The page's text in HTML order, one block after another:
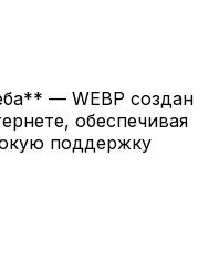
— WEBP создан
обеспечивая
поддержку